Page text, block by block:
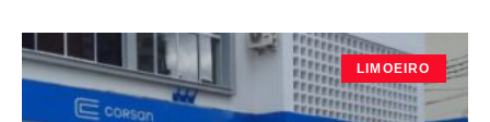
LIMOEIRO